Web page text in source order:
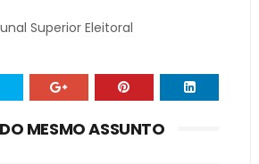
Superior Eleitoral
MESMO ASSUNTO